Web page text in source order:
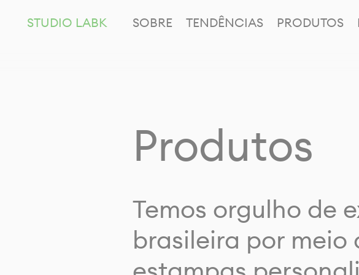
STUDIO LABK SOBRE TENDÊNCIAS PRODUTOS
Produtos
Temos orgulho de
brasileira por meio